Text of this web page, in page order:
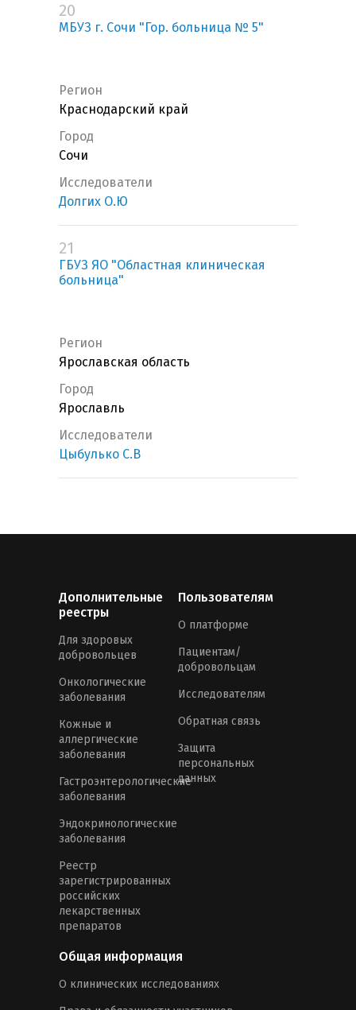
20
МБУЗ г. Сочи "Гор. больница № 5"
Регион
Краснодарский край
Город
Сочи
Исследователи
Долгих О.Ю
21
ГБУЗ ЯО "Областная клиническая
больница"
Регион
Ярославская область
Город
Ярославль
Исследователи
Цыбулько С.В
Дополнительные
реестры
Для здоровых
добровольцев
Онкологические
заболевания
Кожные и
аллергические
заболевания
Гастроэнтерологические
заболевания
Эндокринологические
заболевания
Реестр
зарегистрированных
российских
лекарственных
препаратов
Пользователям
О платформе
Пациентам/
добровольцам
Исследователям
Обратная связь
Защита
персональных
данных
Общая информация
О клинических исследованиях